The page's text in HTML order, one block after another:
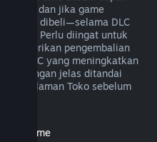
dan jika game
DLC dibeli—selama DLC
Perlu diingat untuk
memberikan pengembalian
DLC yang meningkatkan
dengan jelas ditandai
di halaman Toko sebelum
Game